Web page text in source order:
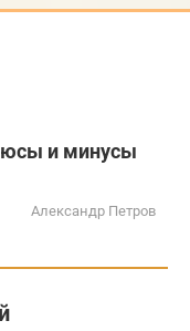
и минусы
Александр Петров